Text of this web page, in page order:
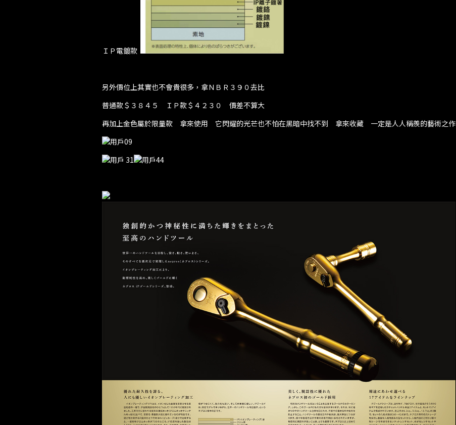
ＩＰ電鍍款
另外價位上其實也不會貴很多，拿ＮＢＲ３９０去比
普通款＄３８４５ ＩＰ款＄４２３０ 價差不算大
再加上金色屬於限量款 拿來使用 它閃耀的光芒也不怕在黑暗中找不到 拿來收藏 一定是人人稱羨的藝術之作